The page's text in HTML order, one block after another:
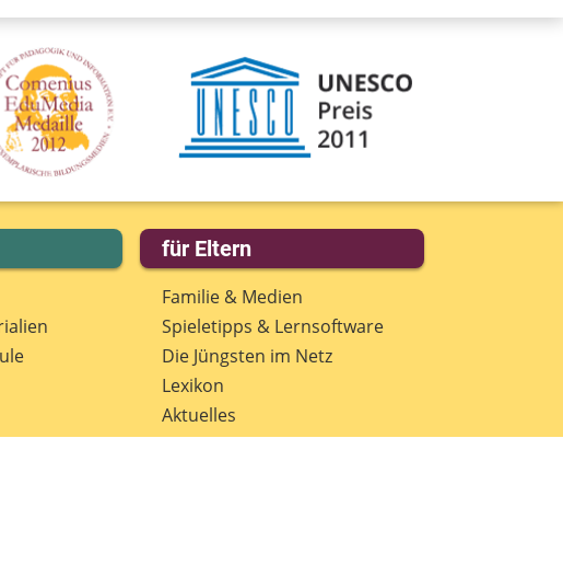
Deine E-Mail-Adresse (wenn du eine
Deine Nachricht
für Eltern
Familie & Medien
Spieletipps & Lernsoftware
Die Jüngsten im Netz
Lexikon
Aktuelles
Datenschutz